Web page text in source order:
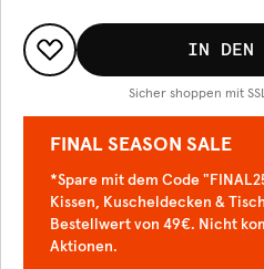
IN DEN
Sicher shoppen mit
FINAL SEASON SALE
*Spare mit dem Code
Kissen, Kuscheldecken &
Bestellwert von 49€. Nicht
Aktionen.